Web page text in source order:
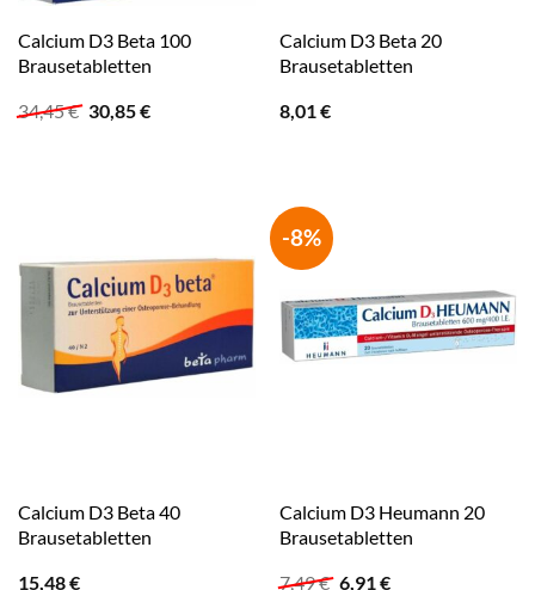
Calcium D3 Beta 100
Brausetabletten
34,45€ Ursprünglicher
Preis
30,85€Aktueller
Calcium D3 Beta 20
Brausetabletten
8,01€
Calcium D3 Beta 40
Brausetabletten
15,48€
-8%
Calcium D3 Heumann 20
Brausetabletten
7,49€ Ursprünglicher
6,91 €Aktueller